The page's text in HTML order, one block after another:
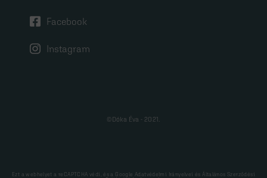
Facebook
Instagram
©Dóka Éva - 2021.
Ezt a webhelyet a reCAPTCHA védi, és a Google Adatvédelmi Irányelvei és Általános Szerződési